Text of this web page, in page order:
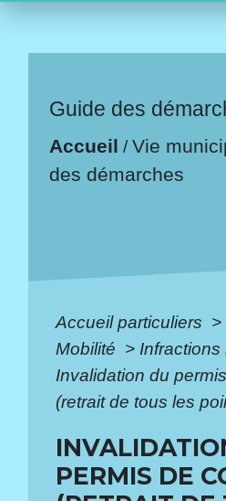
Guide des
Accueil /Vie
des démarches
Accueil particuliers >
Mobilité > Infractions
Invalidation du
(retrait de tous les
PERMIS DE